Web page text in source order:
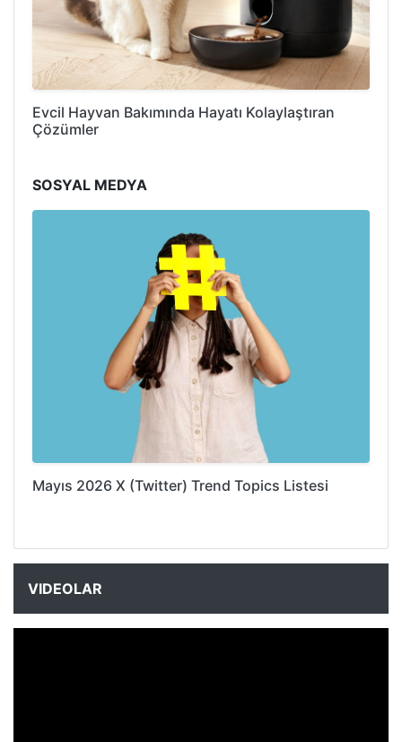
Evcil Hayvan Bakımında Hayatı Kolaylaştıran
Çözümler
SOSYAL MEDYA
Mayıs 2026 X (Twitter) Trend Topics Listesi
VIDEOLAR